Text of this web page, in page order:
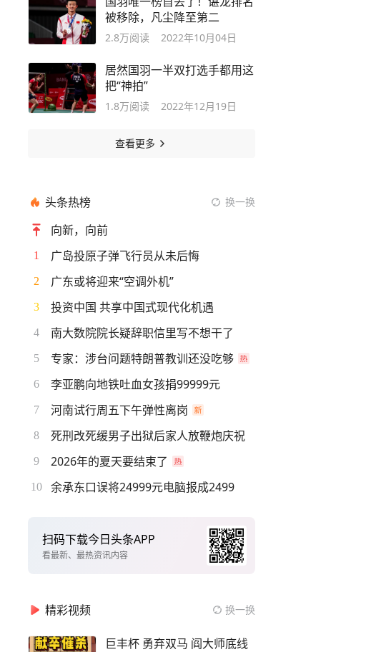
被移除，凡尘降至第二
2.8万阅读 2022年10月04日
居然国羽一半双打选手都用这
把“神拍”
1.8万阅读 2022年12月19日
查看更多
头条热榜 换一换
向新，向前
1 广岛投原子弹飞行员从未后悔
2 广东或将迎来“空调外机”
3 投资中国 共享中国式现代化机遇
4 南大数院院长疑辞职信里写不想干了
5 专家：涉台问题特朗普教训还没吃够
6 李亚鹏向地铁吐血女孩捐99999元
7 河南试行周五下午弹性离岗
8 死刑改死缓男子出狱后家人放鞭炮庆祝
9 2026年的夏天要结束了
10 余承东口误将24999元电脑报成2499
扫码下载今日头条APP
看最新、最热资讯内容
精彩视频 换一换
巨丰杯 勇弃双马 阎大师底线